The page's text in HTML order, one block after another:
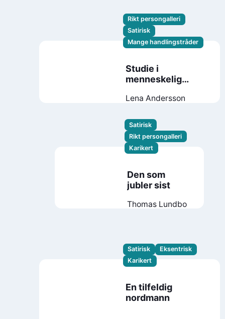
Rikt persongalleri
Satirisk
Mange handlingstråder
Studie i
menneskelig
Lena Andersson
Satirisk
Rikt persongalleri
Karikert
Den som
jubler sist
Thomas Lundbo
Satirisk
Eksentrisk
Karikert
En tilfeldig
nordmann